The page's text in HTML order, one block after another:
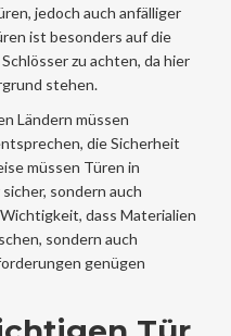
jedoch auch anfälliger
ist besonders auf die
zu achten, da hier
stehen.
Ländern müssen
die Sicherheit
müssen Türen in
sondern auch
dass Materialien
sondern auch
genügen